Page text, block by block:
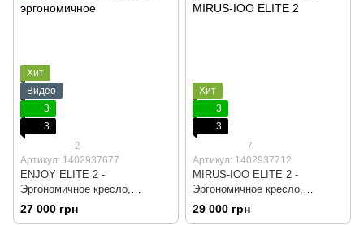
поясничная поддержка
поясничная поддержка
Хит
Видео
3
3
2
Артикул: 1402937677
ENJOY ELITE 2 -
Эргономичное кресло,
Черный, Компьютерное,
Игровое, Геймерское,
27 000 грн
Хит
3
3
7
Артикул: 1402937712
MIRUS-IOO ELITE 2 -
Эргономичное кресло,
Черный, Компьютерное,
Игровое, Геймерское,
29 000 грн